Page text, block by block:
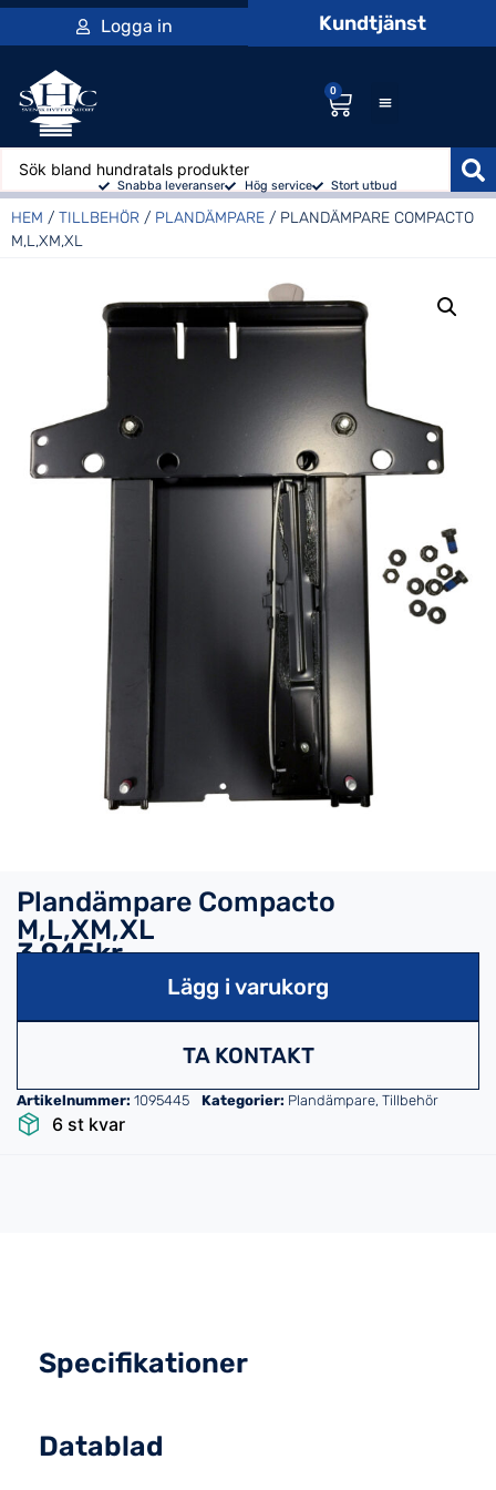
Logga in Kundtjänst
0
Snabba leveranser Hög service Stort utbud
HEM / TILLBEHÖR / PLANDÄMPARE / PLANDÄMPARE COMPACTO
M,L,XM,XL
Plandämpare Compacto
M,L,XM,XL
3,945kr
Lägg i varukorg
TA KONTAKT
Artikelnummer: 1095445 Kategorier: Plandämpare, Tillbehör
6 st kvar
Specifikationer
Datablad